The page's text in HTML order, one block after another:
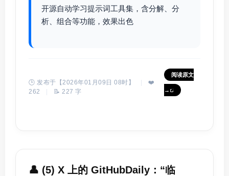
开源自动学习提示词工具集，含分解、分
析、组合等功能，效果出色
🕒 发布于【2026年01月09日 08时】
❤️
262
📝 227 字
阅读原文
→
👤 (5) X 上的 GitHubDaily：“临